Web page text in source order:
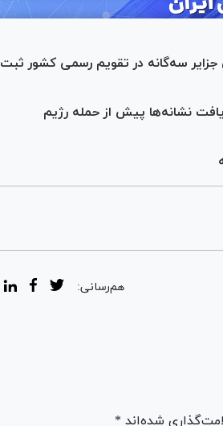
آذر به عنوان روز ملی جزایر سه‌گانه در تقویم رسمی کشور ثبت
نشانه‌ها پیش از حمله رژیم
هم‌رسانی:
شده‌اند *